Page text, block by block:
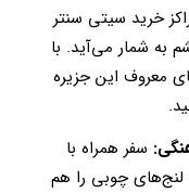
خرید سیتی سنتر
به شمار می‌آید. با
معروف این جزیره
سفر همراه با
چوبی را هم